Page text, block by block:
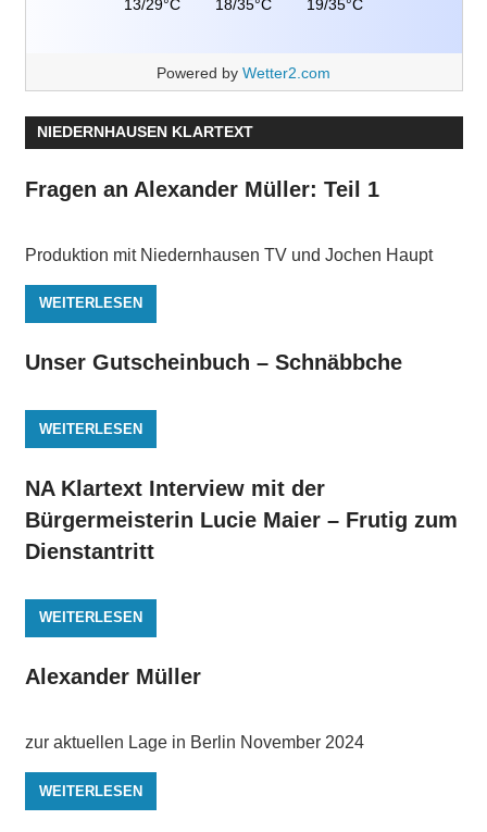
13/29°C 18/35°C 19/35°C
Powered by Wetter2.com
NIEDERNHAUSEN KLARTEXT
Fragen an Alexander Müller: Teil 1
Produktion mit Niedernhausen TV und Jochen Haupt
WEITERLESEN
Unser Gutscheinbuch – Schnäbbche
WEITERLESEN
NA Klartext Interview mit der
Bürgermeisterin Lucie Maier – Frutig zum
Dienstantritt
WEITERLESEN
Alexander Müller
zur aktuellen Lage in Berlin November 2024
WEITERLESEN